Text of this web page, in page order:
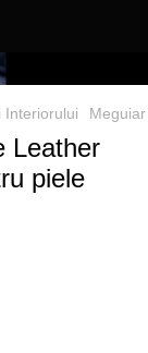
Interiorului
Leather
piele